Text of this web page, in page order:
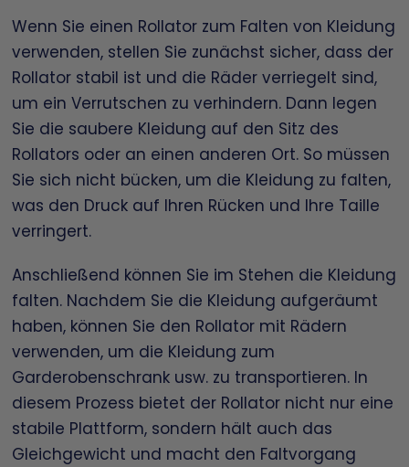
Wenn Sie einen Rollator zum Falten von Kleidung
verwenden, stellen Sie zunächst sicher, dass der
Rollator stabil ist und die Räder verriegelt sind,
um ein Verrutschen zu verhindern. Dann legen
Sie die saubere Kleidung auf den Sitz des
Rollators oder an einen anderen Ort. So müssen
Sie sich nicht bücken, um die Kleidung zu falten,
was den Druck auf Ihren Rücken und Ihre Taille
verringert.
Anschließend können Sie im Stehen die Kleidung
falten. Nachdem Sie die Kleidung aufgeräumt
haben, können Sie den Rollator mit Rädern
verwenden, um die Kleidung zum
Garderobenschrank usw. zu transportieren. In
diesem Prozess bietet der Rollator nicht nur eine
stabile Plattform, sondern hält auch das
Gleichgewicht und macht den Faltvorgang